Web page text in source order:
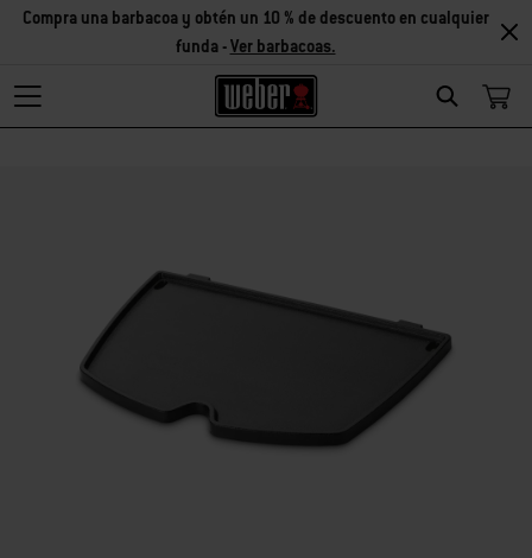
Search
Compra una barbacoa y obtén un 10 % de descuento en cualquier
funda -Ver barbacoas.